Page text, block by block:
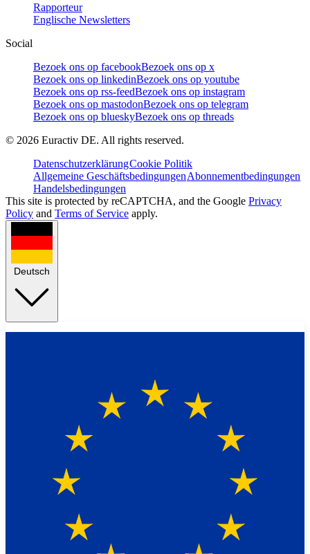
Rapporteur
Englische Newsletters
Social
Bezoek ons op facebookBezoek ons op x
Bezoek ons op linkedinBezoek ons op youtube
Bezoek ons op rss-feedBezoek ons op instagram
Bezoek ons op mastodonBezoek ons op telegram
Bezoek ons op blueskyBezoek ons op threads
© 2026 Euractiv DE. All rights reserved.
DatenschutzerklärungCookie Politik
Allgemeine GeschäftsbedingungenAbonnementbedingungen
Handelsbedingungen
This site is protected by reCAPTCHA, and the Google Privacy
Policy and Terms of Service apply.
Deutsch